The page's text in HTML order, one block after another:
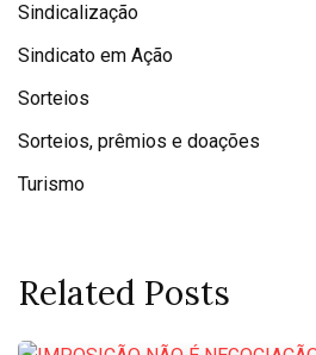
Sindicalização
Sindicato em Ação
Sorteios
Sorteios, prêmios e doações
Turismo
Related Posts